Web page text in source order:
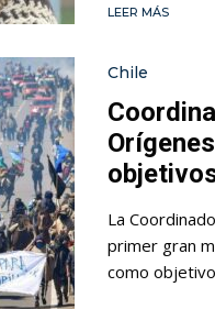
LEER MÁS
Chile
La
primer gran
como